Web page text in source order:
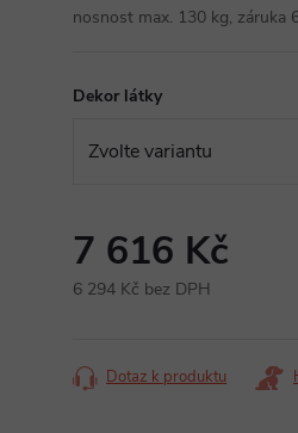
nosnost max. 130 kg, záruka
Dekor látky
7 616 Kč
6 294 Kč bez DPH
Dotaz k produktu